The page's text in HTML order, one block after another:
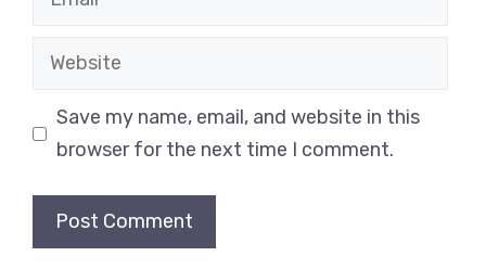
Website
Save my name, email, and website in this
browser for the next time I comment.